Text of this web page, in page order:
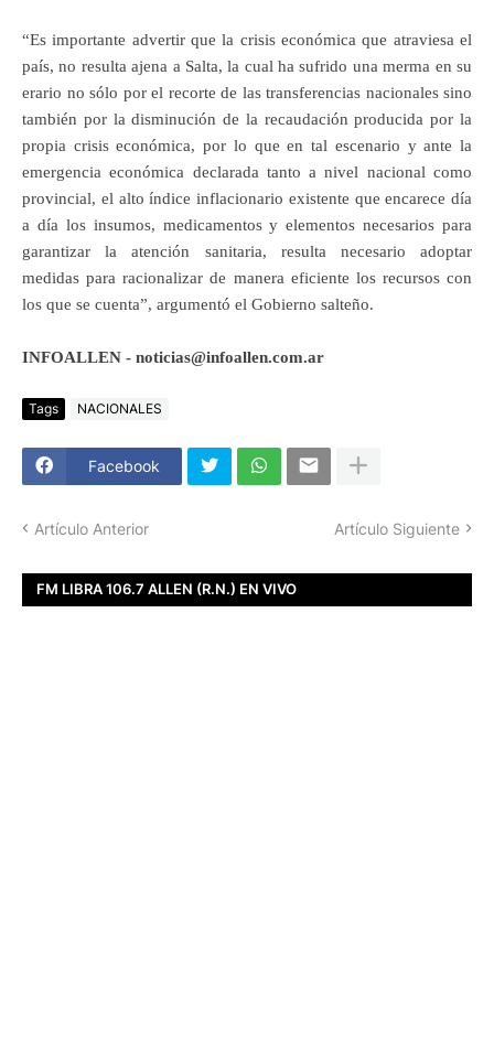
“Es importante advertir que la crisis económica que atraviesa el
país, no resulta ajena a Salta, la cual ha sufrido una merma en su
erario no sólo por el recorte de las transferencias nacionales sino
también por la disminución de la recaudación producida por la
propia crisis económica, por lo que en tal escenario y ante la
emergencia económica declarada tanto a nivel nacional como
provincial, el alto índice inflacionario existente que encarece día
a día los insumos, medicamentos y elementos necesarios para
garantizar la atención sanitaria, resulta necesario adoptar
medidas para racionalizar de manera eficiente los recursos con
los que se cuenta”, argumentó el Gobierno salteño.
INFOALLEN - noticias@infoallen.com.ar
Tags NACIONALES
Facebook
Artículo Anterior Artículo Siguiente
FM LIBRA 106.7 ALLEN (R.N.) EN VIVO